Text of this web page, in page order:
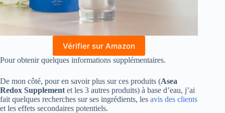
Vérifier sur Amazon
Pour obtenir quelques informations supplémentaires.
De mon côté, pour en savoir plus sur ces produits (Asea
Redox Supplement et les 3 autres produits) à base d’eau, j’ai
fait quelques recherches sur ses ingrédients, les avis des clients
et les effets secondaires potentiels.